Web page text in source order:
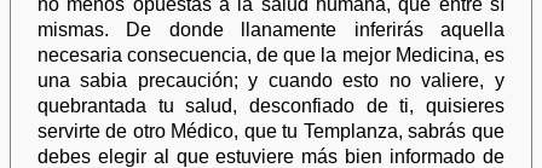
mismas. De donde llanamente inferirás aquella
necesaria consecuencia, de que la mejor Medicina, es
una sabia precaución; y cuando esto no valiere, y
quebrantada tu salud, desconfiado de ti, quisieres
servirte de otro Médico, que tu Templanza, sabrás que
debes elegir al que estuviere más bien informado de